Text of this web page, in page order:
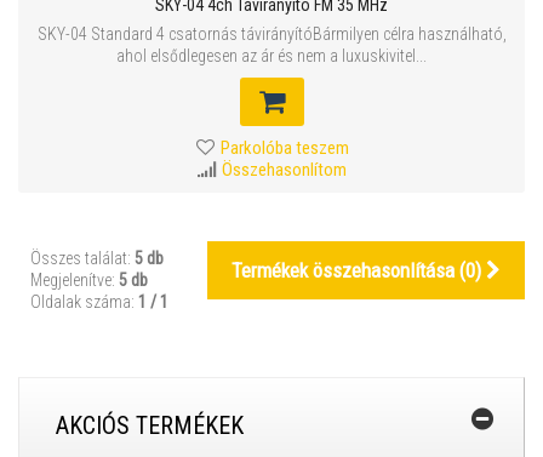
SKY-04 4ch Távirányító FM 35 MHz
SKY-04 Standard 4 csatornás távirányítóBármilyen célra használható,
ahol elsődlegesen az ár és nem a luxuskivitel...
Parkolóba teszem
Összehasonlítom
Összes találat: 5 db
Megjelenítve: 5 db
Oldalak száma: 1 / 1
Termékek összehasonlítása (0)
AKCIÓS TERMÉKEK